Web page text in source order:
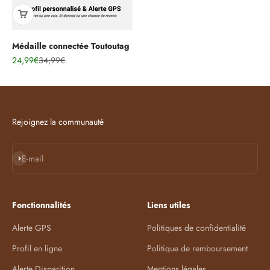
Médaille connectée Toutoutag
Prix de vente
24,99€Prix normal
34,99€
Rejoignez la communauté
E-mail
S'inscrire
Fonctionnalités
Alerte GPS
Profil en ligne
Liens utiles
Politiques de confidentialité
Politique de remboursement